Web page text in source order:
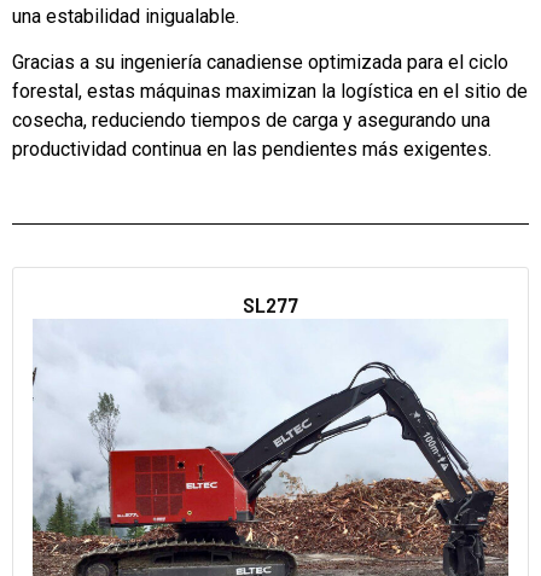
una estabilidad inigualable.
Gracias a su ingeniería canadiense optimizada para el ciclo
forestal, estas máquinas maximizan la logística en el sitio de
cosecha, reduciendo tiempos de carga y asegurando una
productividad continua en las pendientes más exigentes.
SL277